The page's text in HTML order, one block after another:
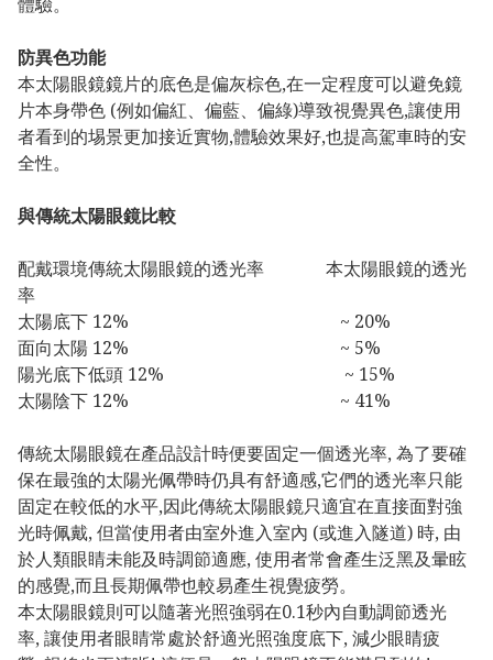
防異色功能
本太陽眼鏡鏡片的底色是偏灰棕色,在一定程度可以避免鏡
片本身帶色 (例如偏紅、偏藍、偏綠)導致視覺異色,讓使用
者看到的埸景更加接近實物,體驗效果好,也提高駕車時的安
全性。
與傳統太陽眼鏡比較
配戴環境傳統太陽眼鏡的透光率 本太陽眼鏡的透光
率
太陽底下 12% ~ 20%
面向太陽 12% ~ 5%
陽光底下低頭 12% ~ 15%
太陽陰下 12% ~ 41%
傳統太陽眼鏡在產品設計時便要固定一個透光率, 為了要確
保在最強的太陽光佩帶時仍具有舒適感,它們的透光率只能
固定在較低的水平,因此傳統太陽眼鏡只適宜在直接面對強
光時佩戴, 但當使用者由室外進入室內 (或進入隧道) 時, 由
於人類眼睛未能及時調節適應, 使用者常會產生泛黑及暈眩
的感覺,而且長期佩帶也較易產生視覺疲勞。
本太陽眼鏡則可以隨著光照強弱在0.1秒內自動調節透光
率, 讓使用者眼睛常處於舒適光照強度底下, 減少眼睛疲